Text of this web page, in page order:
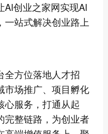
AI创业之家网实现AI
一站式解决创业路上
全方位落地人才招
市场推广、项目孵化
心服务，打通从起
完整链路，为创业者